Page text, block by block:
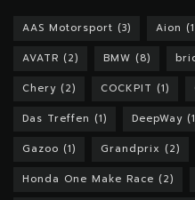
AAS Motorsport (3) Aion
AVATR (2) BMW (8)
Chery (2) COCKPIT (1)
Das Treffen (1) DeepWay
Gazoo (1) Grandprix (2)
Honda One Make Race (2)